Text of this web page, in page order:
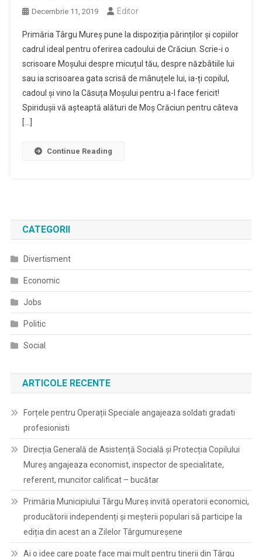
Decembrie 11, 2019 Editor
Primăria Târgu Mureș pune la dispoziția părinților și copiilor
cadrul ideal pentru oferirea cadoului de Crăciun. Scrie-i o
scrisoare Moșului despre micuțul tău, despre năzbâtiile lui
sau ia scrisoarea gata scrisă de mânuțele lui, ia-ți copilul,
cadoul și vino la Căsuța Moșului pentru a-l face fericit!
Spiridușii vă așteaptă alături de Moș Crăciun pentru câteva
[…]
Continue Reading
CATEGORII
Divertisment
Economic
Jobs
Politic
Social
ARTICOLE RECENTE
Forțele pentru Operații Speciale angajeaza soldati gradati
profesionisti
Direcția Generală de Asistență Socială și Protecția Copilului
Mureș angajeaza economist, inspector de specialitate,
referent, muncitor calificat – bucătar
Primăria Municipiului Târgu Mureș invită operatorii economici,
producătorii independenți și meșterii populari să participe la
ediția din acest an a Zilelor Târgumureșene
Ai o idee care poate face mai mult pentru tinerii din Târgu